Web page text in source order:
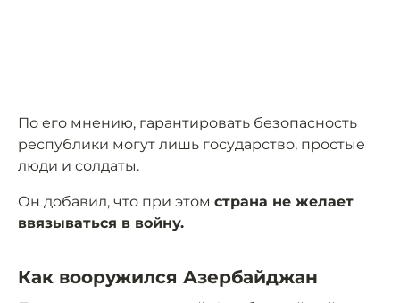
По его мнению, гарантировать безопасность
республики могут лишь государство, простые
люди и солдаты.
Он добавил, что при этом страна не желает
ввязываться в войну.
Как вооружился Азербайджан